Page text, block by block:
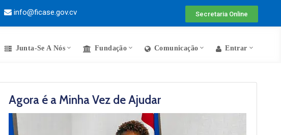
info@ficase.gov.cv Secretaria Online
Junta-Se A Nós Fundação Comunicação Entrar
Agora é a Minha Vez de Ajudar